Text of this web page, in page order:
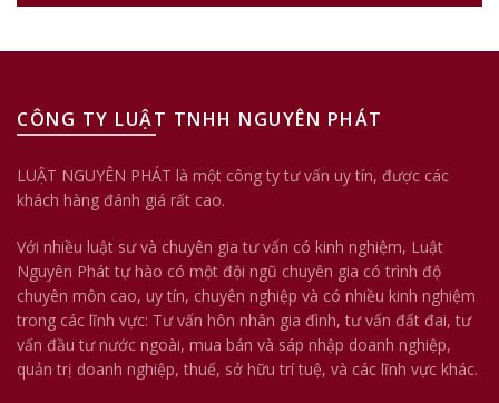
CÔNG TY LUẬT TNHH NGUYÊN PHÁT
LUẬT NGUYÊN PHÁT là một công ty tư vấn uy tín, được các
khách hàng đánh giá rất cao.
Với nhiều luật sư và chuyên gia tư vấn có kinh nghiệm, Luật
Nguyên Phát tự hào có một đội ngũ chuyên gia có trình độ
chuyên môn cao, uy tín, chuyên nghiệp và có nhiều kinh nghiệm
trong các lĩnh vực: Tư vấn hôn nhân gia đình, tư vấn đất đai, tư
vấn đầu tư nước ngoài, mua bán và sáp nhập doanh nghiệp,
quản trị doanh nghiệp, thuế, sở hữu trí tuệ, và các lĩnh vực khác.